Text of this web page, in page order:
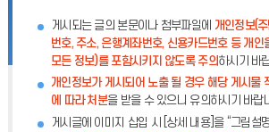
게시되는 글의 본문이나 첨부파일에 개인정보(
번호, 주소, 은행계좌번호, 신용카드번호 등 개인
모든 정보)를 포함시키지 않도록 주의하시기 바
개인정보가 게시되어 노출 될 경우 해당 게시물
에 따라 처분을 받을 수 있으니 유의하시기 바랍
게시글에 이미지 삽입 시 [상세 내용]을 “그림설